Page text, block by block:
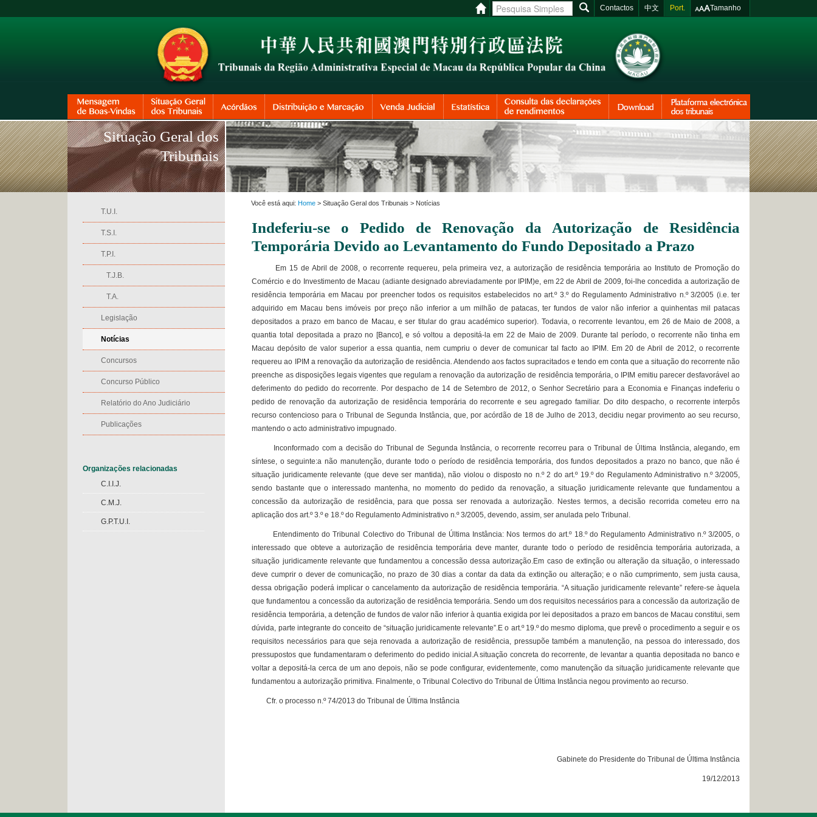
Contactos 中文 Port. Tamanho
Situação Geral dos
Tribunais
Organizações relacionadas
C.I.I.J.
C.M.J.
G.P.T.U.I.
T.U.I.
T.S.I.
T.P.I.
T.J.B.
T.A.
Legislação
Notícias
Concursos
Concurso Público
Relatório do Ano Judiciário
Publicações
Você está aqui:Home > Situação Geral dos Tribunais > Notícias
Indeferiu-se o Pedido de Renovação da Autorização de Residência
Temporária Devido ao Levantamento do Fundo Depositado a Prazo
Em 15 de Abril de 2008, o recorrente requereu, pela primeira vez, a autorização de residência temporária ao Instituto de Promoção do
Comércio e do Investimento de Macau (adiante designado abreviadamente por IPIM)e, em 22 de Abril de 2009, foi-lhe concedida a autorização de
residência temporária em Macau por preencher todos os requisitos estabelecidos no art.º 3.º do Regulamento Administrativo n.º 3/2005 (i.e. ter
adquirido em Macau bens imóveis por preço não inferior a um milhão de patacas, ter fundos de valor não inferior a quinhentas mil patacas
depositados a prazo em banco de Macau, e ser titular do grau académico superior). Todavia, o recorrente levantou, em 26 de Maio de 2008, a
quantia total depositada a prazo no [Banco], e só voltou a depositá-la em 22 de Maio de 2009. Durante tal período, o recorrente não tinha em
Macau depósito de valor superior a essa quantia, nem cumpriu o dever de comunicar tal facto ao IPIM. Em 20 de Abril de 2012, o recorrente
requereu ao IPIM a renovação da autorização de residência. Atendendo aos factos supracitados e tendo em conta que a situação do recorrente não
preenche as disposições legais vigentes que regulam a renovação da autorização de residência temporária, o IPIM emitiu parecer desfavorável ao
deferimento do pedido do recorrente. Por despacho de 14 de Setembro de 2012, o Senhor Secretário para a Economia e Finanças indeferiu o
pedido de renovação da autorização de residência temporária do recorrente e seu agregado familiar. Do dito despacho, o recorrente interpôs
recurso contencioso para o Tribunal de Segunda Instância, que, por acórdão de 18 de Julho de 2013, decidiu negar provimento ao seu recurso,
mantendo o acto administrativo impugnado.
Inconformado com a decisão do Tribunal de Segunda Instância, o recorrente recorreu para o Tribunal de Última Instância, alegando, em
síntese, o seguinte:a não manutenção, durante todo o período de residência temporária, dos fundos depositados a prazo no banco, que não é
situação juridicamente relevante (que deve ser mantida), não violou o disposto no n.º 2 do art.º 19.º do Regulamento Administrativo n.º 3/2005,
sendo bastante que o interessado mantenha, no momento do pedido da renovação, a situação juridicamente relevante que fundamentou a
concessão da autorização de residência, para que possa ser renovada a autorização. Nestes termos, a decisão recorrida cometeu erro na
aplicação dos art.º 3.º e 18.º do Regulamento Administrativo n.º 3/2005, devendo, assim, ser anulada pelo Tribunal.
Entendimento do Tribunal Colectivo do Tribunal de Última Instância: Nos termos do art.º 18.º do Regulamento Administrativo n.º 3/2005, o
interessado que obteve a autorização de residência temporária deve manter, durante todo o período de residência temporária autorizada, a
situação juridicamente relevante que fundamentou a concessão dessa autorização.Em caso de extinção ou alteração da situação, o interessado
deve cumprir o dever de comunicação, no prazo de 30 dias a contar da data da extinção ou alteração; e o não cumprimento, sem justa causa,
dessa obrigação poderá implicar o cancelamento da autorização de residência temporária. “A situação juridicamente relevante” refere-se àquela
que fundamentou a concessão da autorização de residência temporária. Sendo um dos requisitos necessários para a concessão da autorização de
residência temporária, a detenção de fundos de valor não inferior à quantia exigida por lei depositados a prazo em bancos de Macau constitui, sem
dúvida, parte integrante do conceito de “situação juridicamente relevante”.E o art.º 19.º do mesmo diploma, que prevê o procedimento a seguir e os
requisitos necessários para que seja renovada a autorização de residência, pressupõe também a manutenção, na pessoa do interessado, dos
pressupostos que fundamentaram o deferimento do pedido inicial.A situação concreta do recorrente, de levantar a quantia depositada no banco e
voltar a depositá-la cerca de um ano depois, não se pode configurar, evidentemente, como manutenção da situação juridicamente relevante que
fundamentou a autorização primitiva. Finalmente, o Tribunal Colectivo do Tribunal de Última Instância negou provimento ao recurso.
Cfr. o processo n.º 74/2013 do Tribunal de Última Instância
Gabinete do Presidente do Tribunal de Última Instância
19/12/2013